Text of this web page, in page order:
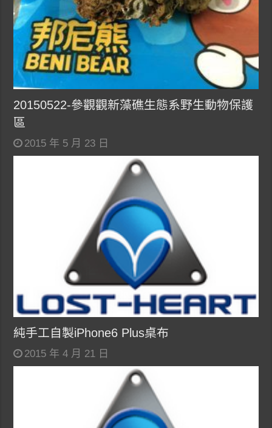
20150522-參觀觀新藻礁生態系野生動物保護
區
2015 年 5 月 23 日
純手工自製iPhone6 Plus桌布
2015 年 4 月 21 日